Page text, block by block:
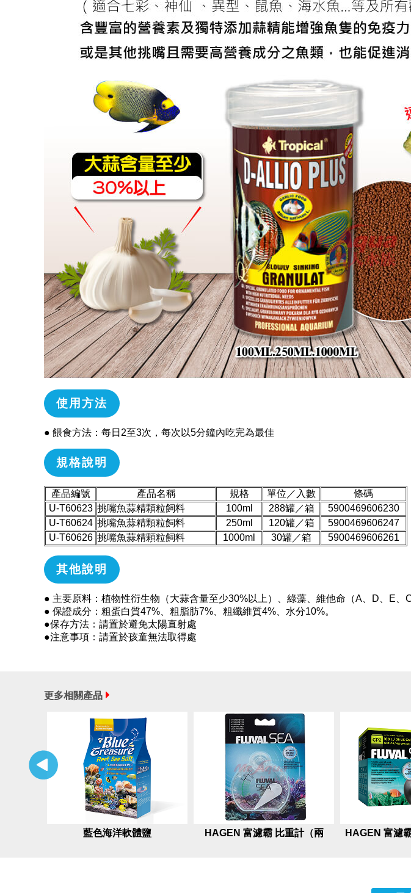
使用方法
● 餵食方法：每日2至3次，每次以5分鐘內吃完為最佳
規格說明
產品編號 產品名稱 規格 單位／入數
條碼
U-T60623 挑嘴魚蒜精顆粒飼料 100ml 288罐／箱
5900469606230
U-T60624 挑嘴魚蒜精顆粒飼料 250ml 120罐／箱
5900469606247
U-T60626 挑嘴魚蒜精顆粒飼料 1000ml 30罐／箱 5900469606261
其他說明
● 主要原料：植物性衍生物（大蒜含量至少30%以上）、綠藻、維他命（A、D、E、C
● 保證成分：粗蛋白質47%、粗脂肪7%、粗纖維質4%、水分10%。
●保存方法：請置於避免太陽直射處
●注意事項：請置於孩童無法取得處
更多相關產品
藍色海洋軟體鹽
HAGEN 富濾霸 比重計（兩
HAGEN 富濾